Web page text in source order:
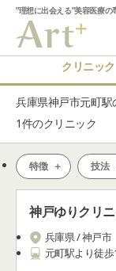
”理想に出会える”美容医療の
クリニック
兵庫県神戸市元町
1件のクリニック
特徴 技法
神戸ゆりクリ
兵庫県 / 神戸市
元町駅より徒歩